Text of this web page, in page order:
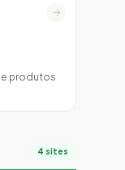
→
e produtos
4 sites